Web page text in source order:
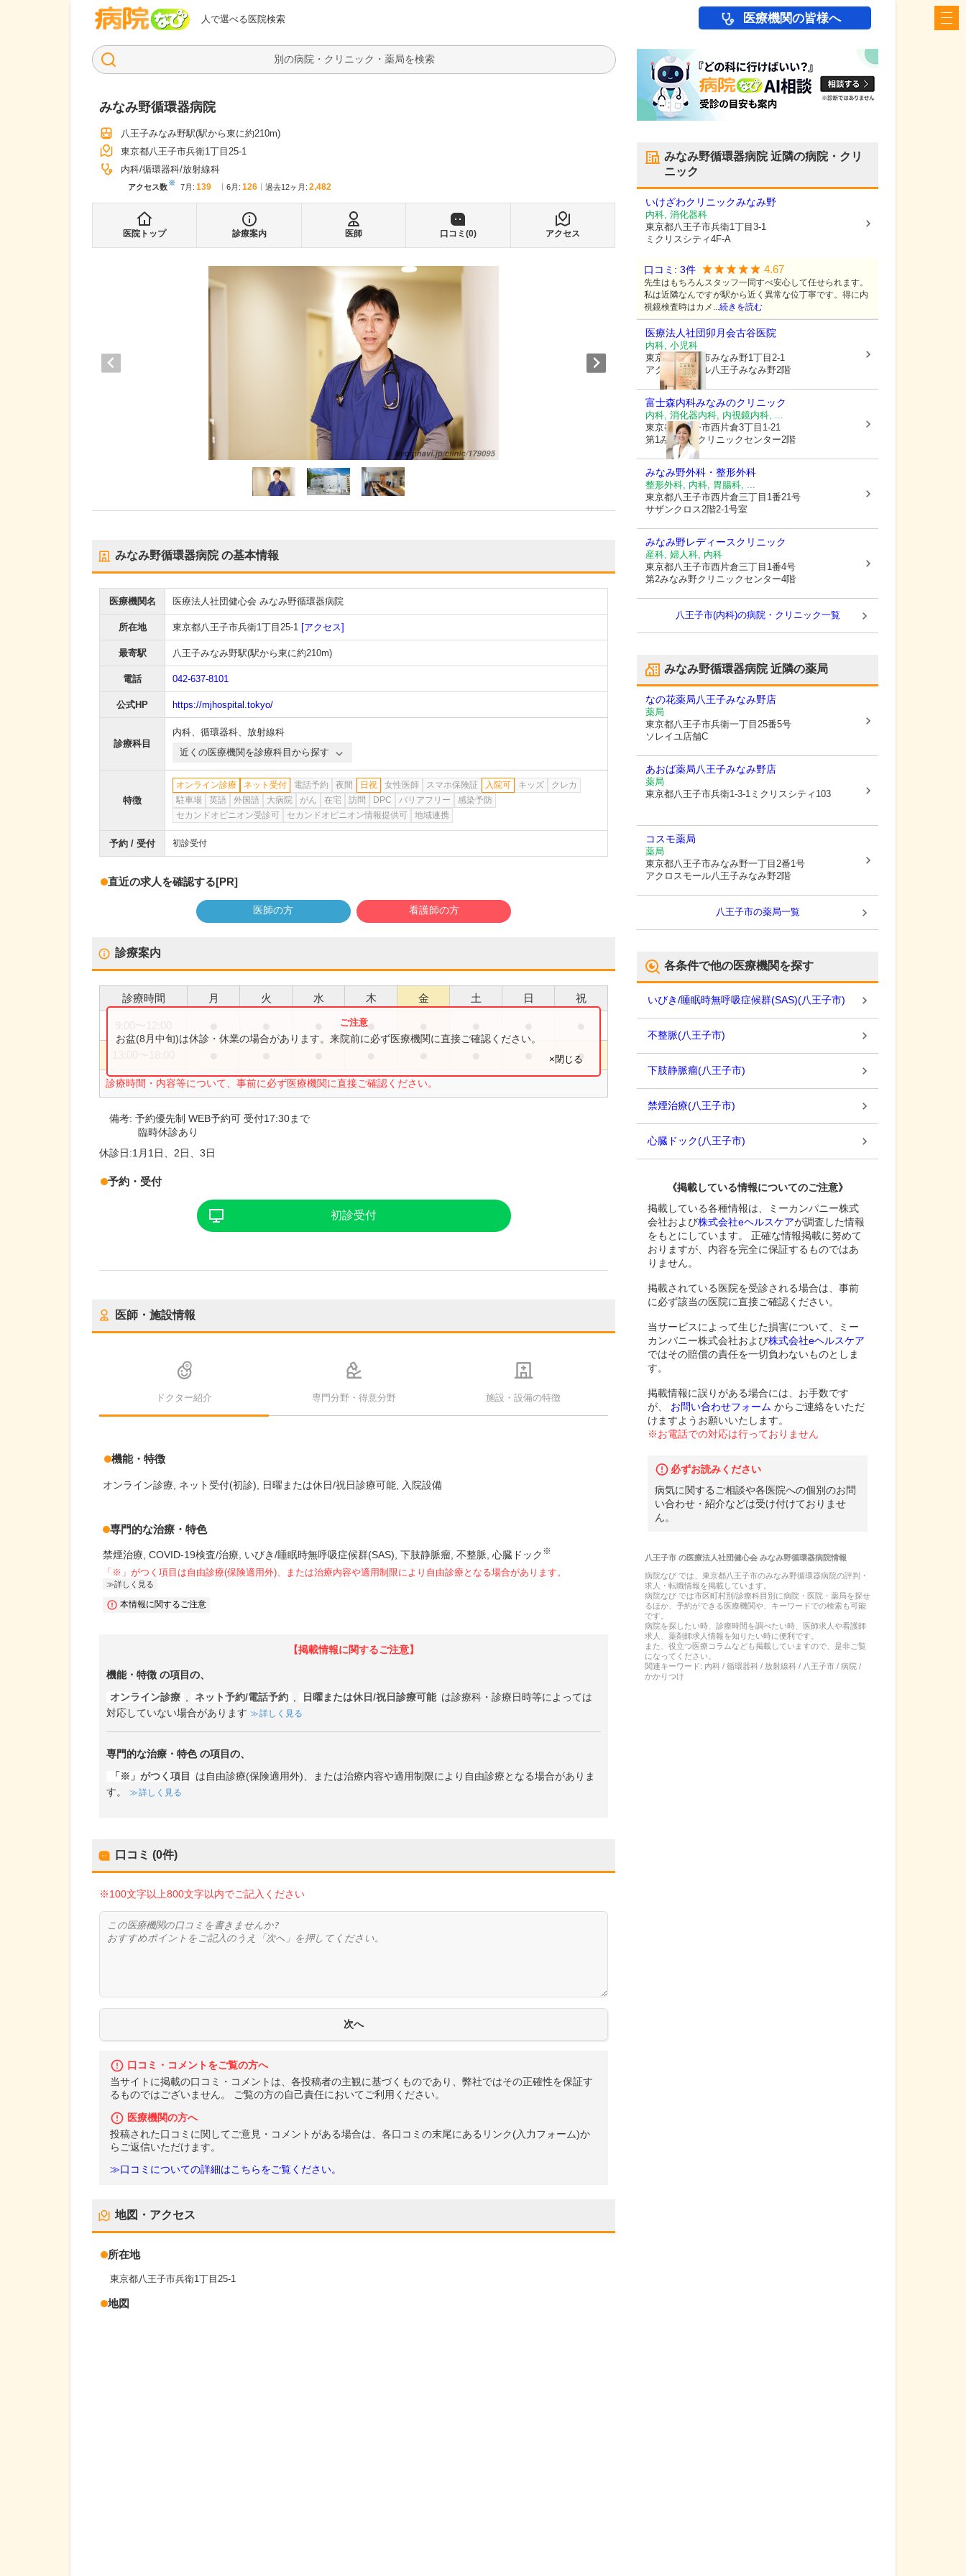
人で選べる医院検索
病院なび 医療機関の皆様へ
検索
みなみ野循環器病院
八王子みなみ野駅(駅から東に約210m)
東京都八王子市兵衛1丁目25-1
内科 循環器科 放射線科
アクセス数※ 7月 : 139 6月 : 126 過去12ヶ月: 2,482
医院トップ 診療案内 医師 口コミ(0) アクセス
みなみ野循環器病院の基本情報
医療機関名 医療法人社団健心会 みなみ野循環器病院
所在地 東京都八王子市兵衛1丁目25-1 [アクセス]
最寄駅 八王子みなみ野駅(駅から東に約210m)
電話 042-637-8101
公式HP https://mjhospital.tokyo/
診療科目
内科、 循環器科、 放射線科
近くの医療機関を診療科目から探す
特徴
オンライン診療 ネット受付 電話予約 夜間 日祝 女性医師 スマホ保険証 入院可 キッズ
クレカ
駐車場
英語 外国語 大病院 がん 在宅 訪問 DPC バリアフリー
感染予防
セカンドオピニオン受診可
セカンドオピニオン情報提供可 地域連携
予約 / 受付 初診受付
直近の求人を確認する[PR]
医師の方 看護師の方
診療案内
診療時間 月 火 水 木 金 土 日 祝
●
●
診療時間・内容等について、事前に必ず医療機関に直接ご確認ください。
お盆(8月中旬)は休診・休業の場合があります。来院前に必ず医療機関に直接ご確認ください。
×閉じる
備考:予約優先制 WEB予約可 受付17:30まで
臨時休診あり
休診日:1月1日、2日、3日
予約・受付
初診受付
医師・施設情報
ドクター紹介 専門分野・得意分野 施設・設備の特徴
機能・特徴
オンライン診療 ネット受付(初診) 日曜または休日/祝日診療可能 入院設備
専門的な治療・特色
禁煙治療 COVID-19検査/治療 いびき/睡眠時無呼吸症候群(SAS) 下肢静脈瘤 不整脈 心臓ドック ※
「※」がつく項目は自由診療(保険適用外)、または治療内容や適用制限により自由診療となる場合があります。
詳しく見る
本情報に関するご注意
【掲載情報に関するご注意】
機能・特徴 の項目の、
オンライン診療 , ネット予約/電話予約 , 日曜または休日/祝日診療可能 は診療科・診療日時等によっては
対応していない場合があります
詳しく見る
専門的な治療・特色の項目の、
「※」がつく項目
は自由診療(保険適用外)、または治療内容や適用制限により自由診療となる場合がありま
す。
詳しく見る
口コミ (0件)
※100文字以上800文字以内でご記入ください
口コミ・コメントをご覧の方へ
当サイトに掲載の口コミ・コメントは、各投稿者の主観に基づくものであり、弊社ではその正確性を保証す
るものではございません。 ご覧の方の自己責任においてご利用ください。
医療機関の方へ
投稿された口コミに関してご意見・コメントがある場合は、各口コミの末尾にあるリンク(入力フォーム)か
らご返信いただけます。
≫口コミについての詳細はこちらをご覧ください。
地図・アクセス
所在地
東京都八王子市兵衛1丁目25-1
地図
みなみ野循環器病院近隣の病院・クリ
ニック
いけざわクリニックみなみ野
内科, 消化器科
東京都八王子市兵衛1丁目3-1
ミクリスシティ4F-A
口コミ: 3件 4.67
先生はもちろんスタッフ一同すべ安心して任せられます。
私は近隣なんですが駅から近く異常な位丁寧です。得に内
視鏡検査時はカメ...続きを読む
医療法人社団卯月会古谷医院
内科, 小児科
東京都八王子市みなみ野1丁目2-1
アクロスモール八王子みなみ野2階
富士森内科みなみのクリニック
内科, 消化器内科, 内視鏡内科, ...
東京都八王子市西片倉3丁目1-21
第1みなみ野クリニックセンター2階
みなみ野外科・整形外科
整形外科, 内科, 胃腸科, ...
東京都八王子市西片倉三丁目1番21号
サザンクロス2階2-1号室
みなみ野レディースクリニック
産科, 婦人科, 内科
東京都八王子市西片倉三丁目1番4号
第2みなみ野クリニックセンター4階
八王子市(内科)の病院・クリニック一覧
みなみ野循環器病院近隣の薬局
なの花薬局八王子みなみ野店
薬局
東京都八王子市兵衛一丁目25番5号
ソレイユ店舗C
あおば薬局八王子みなみ野店
薬局
東京都八王子市兵衛1-3-1ミクリスシティ103
コスモ薬局
薬局
東京都八王子市みなみ野一丁目2番1号
アクロスモール八王子みなみ野2階
八王子市の薬局一覧
各条件で他の医療機関を探す
いびき/睡眠時無呼吸症候群(SAS)(八王子市)
不整脈(八王子市)
下肢静脈瘤(八王子市)
禁煙治療(八王子市)
心臓ドック(八王子市)
《掲載している情報についてのご注意》
掲載している各種情報は、ミーカンパニー株式
会社および株式会社eヘルスケアが調査した情報
をもとにしています。 正確な情報掲載に努めて
おりますが、内容を完全に保証するものではあ
りません。
掲載されている医院を受診される場合は、事前
に必ず該当の医院に直接ご確認ください。
当サービスによって生じた損害について、ミー
カンパニー株式会社および株式会社eヘルスケア
ではその賠償の責任を一切負わないものとしま
す。
掲載情報に誤りがある場合には、お手数です
が、
お問い合わせフォーム からご連絡をいただ
けますようお願いいたします。
※お電話での対応は行っておりません
必ずお読みください
病気に関するご相談や各医院への個別のお問
い合わせ・紹介などは受け付けておりませ
ん。
八王子市の医療法人社団健心会 みなみ野循環器病院情報
病院なび では、 東京都八王子市のみなみ野循環器病院の評判・
求人・転職情報を掲載しています。
病院なび では市区町村別/診療科目別に病院・医院・薬局を探せ
るほか、予約ができる医療機関や、キーワードでの検索も可能
です。
病院を探したい時、診療時間を調べたい時、医師求人や看護師
求人、薬剤師求人情報を知りたい時に便利です。
また、役立つ医療コラムなども掲載していますので、是非ご覧
になってください。
関連キーワード: 内科 / 循環器科 / 放射線科 / 八王子市 / 病院 /
かかりつけ